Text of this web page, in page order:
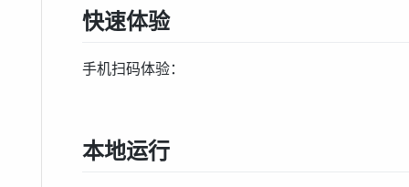
快速体验
手机扫码体验：
本地运行